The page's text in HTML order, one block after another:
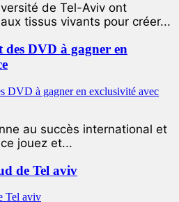
de Tel-Aviv ont
tissus vivants pour créer...
DVD à gagner en
au succès international et
jouez et...
de Tel aviv